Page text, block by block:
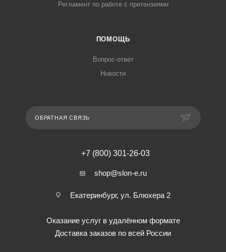
Регламент по работе с претензиями
ПОМОЩЬ
Вопрос-ответ
Новости
ОБРАТНАЯ СВЯЗЬ
+7 (800) 301-26-03
shop@slon-e.ru
Екатеринбург, ул. Блюхера 2
Оказание услуг в удалённом формате
Доставка заказов по всей России